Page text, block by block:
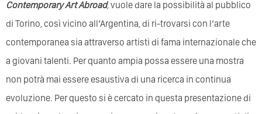
Contemporary Art Abroad,vuole dare la possibilità al pubblico
di Torino, così vicino all’Argentina, di ri-trovarsi con l’arte
contemporanea sia attraverso artisti di fama internazionale che
a giovani talenti. Per quanto ampia possa essere una mostra
non potrà mai essere esaustiva di una ricerca in continua
evoluzione. Per questo si è cercato in questa presentazione di